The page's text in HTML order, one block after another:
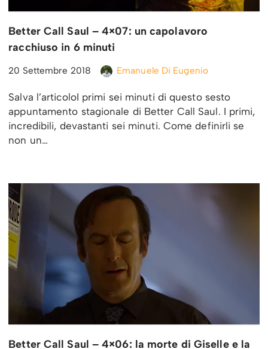
Better Call Saul – 4×07: un capolavoro
racchiuso in 6 minuti
20 Settembre 2018 Emanuele Di Eugenio
Salva l’articoloI primi sei minuti di questo sesto
appuntamento stagionale di Better Call Saul. I primi,
incredibili, devastanti sei minuti. Come definirli se
non un…
Better Call Saul – 4×06: la morte di Giselle e la